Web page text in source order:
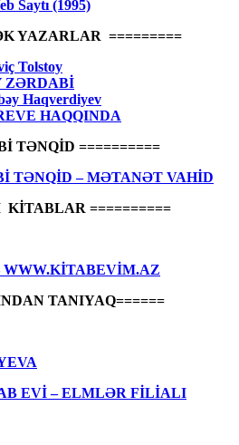
Saytı (1995)
YAZARLAR =========
Tolstoy
ZƏRDABİ
Haqverdiyev
HAQQINDA
TƏNQİD ==========
TƏNQİD – MƏTANƏT VAHİD
KİTABLAR ==========
TANIYAQ======
EVİ – ELMLƏR FİLİALI